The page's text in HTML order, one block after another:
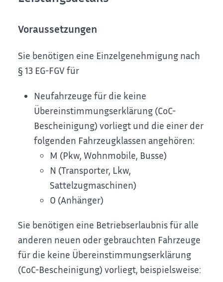
Voraussetzungen
Sie benötigen eine Einzelgenehmigung nach
§ 13 EG-FGV für
Neufahrzeuge für die keine
Übereinstimmungserklärung (CoC-
Bescheinigung) vorliegt und die einer der
folgenden Fahrzeugklassen angehören:
M (Pkw, Wohnmobile, Busse)
N (Transporter, Lkw,
Sattelzugmaschinen)
O (Anhänger)
Sie benötigen eine Betriebserlaubnis für alle
anderen neuen oder gebrauchten Fahrzeuge
für die keine Übereinstimmungserklärung
(CoC-Bescheinigung) vorliegt, beispielsweise: